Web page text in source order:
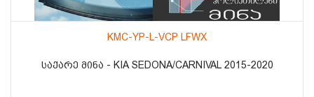
KMC-YP-L-VCP LFWX
ᲡᲐᲥᲐᲠᲔ ᲛᲘᲜᲐ - KIA SEDONA/CARNIVAL 2015-2020